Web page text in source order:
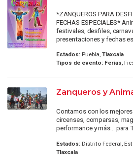
*ZANQUEROS PARA
FECHAS ESPECIALES*
festivales, desfiles,
presentaciones y fechas
Estados:Puebla, Tlaxcala
Tipos de evento: Ferias,
Zanqueros y
Contamos con los
circenses, comparsas,
performance y más... para
Estados:Distrito Federal,
Tlaxcala